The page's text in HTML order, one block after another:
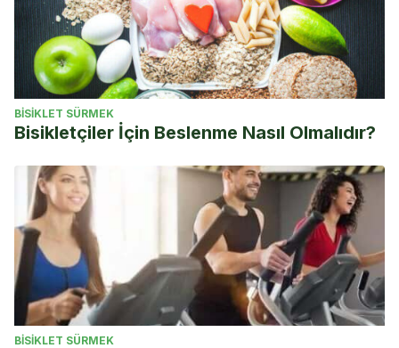
BISIKLET SÜRMEK
Bisikletçiler İçin Beslenme Nasıl Olmalıdır?
BISIKLET SÜRMEK